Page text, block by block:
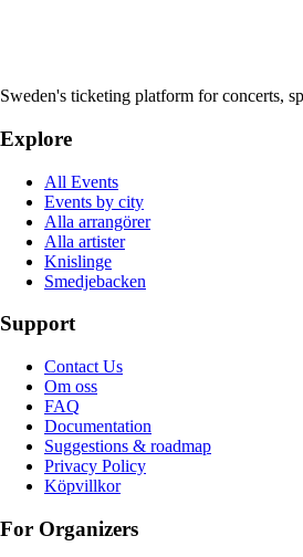
Sweden's ticketing platform for concerts,
Explore
All Events
Events by city
Alla arrangörer
Alla artister
Knislinge
Smedjebacken
Support
Contact Us
Om oss
FAQ
Documentation
Suggestions & roadmap
Privacy Policy
Köpvillkor
For Organizers